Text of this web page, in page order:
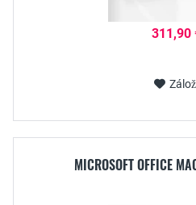
311,90
MICROSOFT OFFICE